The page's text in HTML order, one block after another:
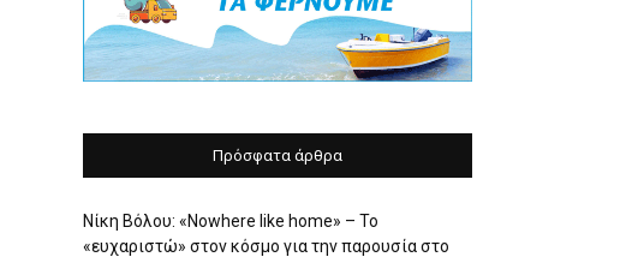
Πρόσφατα άρθρα
Νίκη Βόλου: «Nowhere like home» – Το
«ευχαριστώ» στον κόσμο για την παρουσία στο